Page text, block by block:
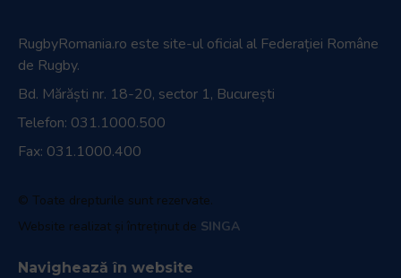
RugbyRomania.ro este site-ul oficial al Federației Române
de Rugby.
Bd. Mărăști nr. 18-20, sector 1, București
Telefon: 031.1000.500
Fax: 031.1000.400
© Toate drepturile sunt rezervate.
Website realizat și întreținut de SINGA
Navighează în website